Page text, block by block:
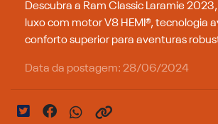
Descubra a Ram Classic Laramie
luxo com motor V8 HEMI®, tecnologia
conforto superior para aventuras
Data da postagem: 28/06/2024